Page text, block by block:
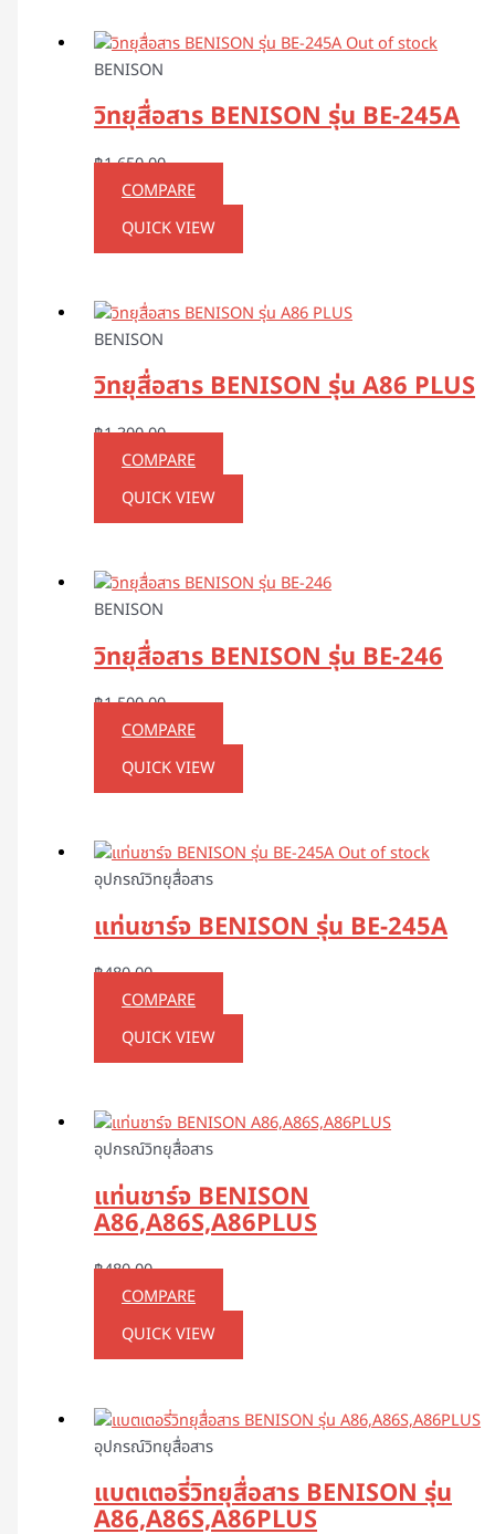
Out of stock
BENISON
วิทยุสื่อสาร BENISON รุ่น BE-245A
฿1,650.00
COMPARE
QUICK VIEW
BENISON
วิทยุสื่อสาร BENISON รุ่น A86 PLUS
฿1,300.00
COMPARE
QUICK VIEW
BENISON
วิทยุสื่อสาร BENISON รุ่น BE-246
฿1,500.00
COMPARE
QUICK VIEW
Out of stock
อุปกรณ์วิทยุสื่อสาร
แท่นชาร์จ BENISON รุ่น BE-245A
฿480.00
COMPARE
QUICK VIEW
อุปกรณ์วิทยุสื่อสาร
แท่นชาร์จ BENISON
A86,A86S,A86PLUS
฿480.00
COMPARE
QUICK VIEW
อุปกรณ์วิทยุสื่อสาร
แบตเตอรี่วิทยุสื่อสาร BENISON รุ่น
A86,A86S,A86PLUS